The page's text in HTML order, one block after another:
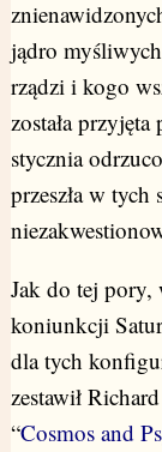
jądro
rządzi i kogo
została
stycznia
przeszła w tych
Jak do tej pory,
koniunkcji
dla tych
zestawił
“Cosmos and